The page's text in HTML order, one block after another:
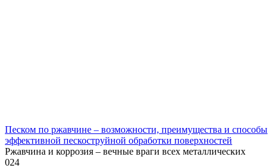
Песком по ржавчине – возможности, преимущества и способы
эффективной пескоструйной обработки поверхностей
Ржавчина и коррозия – вечные враги всех металлических
024